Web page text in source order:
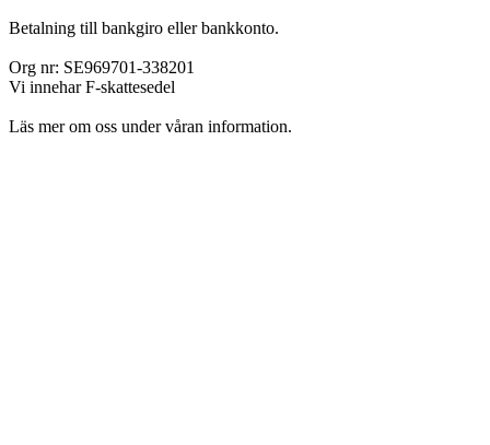
Betalning till bankgiro eller bankkonto.
Org nr: SE969701-338201
Vi innehar F-skattesedel
Läs mer om oss under våran information.